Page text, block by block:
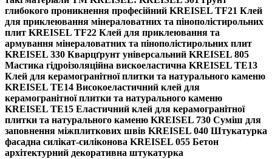
глибокого проникнення професійний KREISEL TF21 Клей
для приклеювання мінераловатних та пінополістирольних
плит KREISEL TF22 Клей для приклеювання та
армування мінераловатних та пінополістирольних плит
KREISEL 330 Кварцґрунт універсальний KREISEL 805
Мастика гідроізоляційна вискоеластична KREISEL ТЕ13
Клей для керамогранітної плитки та натурального каменю
KREISEL ТЕ14 Високоеластичний клей для
керамогранітної плитки та натурального каменю
KREISEL ТЕ15 Еластичний клей для керамогранітної
плитки та натурального каменю KREISEL 730 Суміш для
заповнення міжплиткових швів KREISEL 040 Штукатурка
фасадна силікат-cиліконова KREISEL 055 Бетон
архітектурний декоративна штукатурка